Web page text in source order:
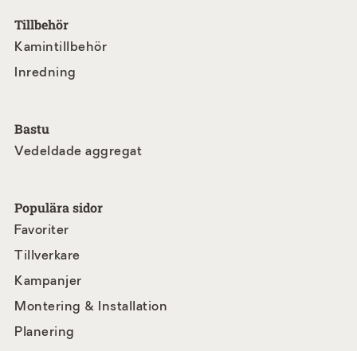
Tillbehör
Kamintillbehör
Inredning
Bastu
Vedeldade aggregat
Populära sidor
Favoriter
Tillverkare
Kampanjer
Montering & Installation
Planering